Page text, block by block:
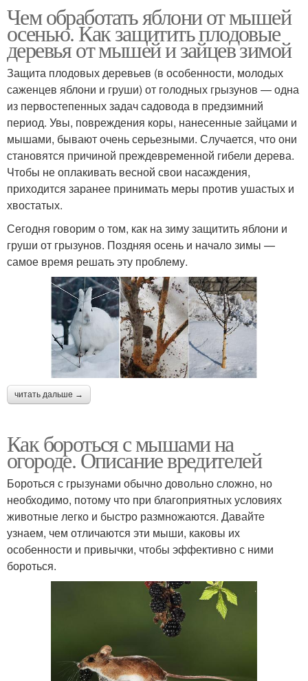
Чем обработать яблони от мышей
осенью. Как защитить плодовые
деревья от мышей и зайцев зимой
Защита плодовых деревьев (в особенности, молодых
саженцев яблони и груши) от голодных грызунов — одна
из первостепенных задач садовода в предзимний
период. Увы, повреждения коры, нанесенные зайцами и
мышами, бывают очень серьезными. Случается, что они
становятся причиной преждевременной гибели дерева.
Чтобы не оплакивать весной свои насаждения,
приходится заранее принимать меры против ушастых и
хвостатых.
Сегодня говорим о том, как на зиму защитить яблони и
груши от грызунов. Поздняя осень и начало зимы —
самое время решать эту проблему.
читать дальше →
Как бороться с мышами на
огороде. Описание вредителей
Бороться с грызунами обычно довольно сложно, но
необходимо, потому что при благоприятных условиях
животные легко и быстро размножаются. Давайте
узнаем, чем отличаются эти мыши, каковы их
особенности и привычки, чтобы эффективно с ними
бороться.